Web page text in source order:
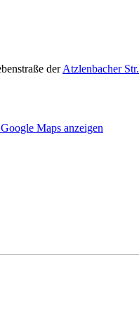
derAtzlenbacher Str.
Maps anzeigen